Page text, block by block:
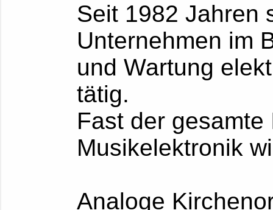
Seit 1982 Jahren
Unternehmen im
und Wartung
tätig.
Fast der
Musikelektronik
Analoge